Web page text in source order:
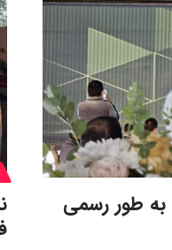
به طور رسمی